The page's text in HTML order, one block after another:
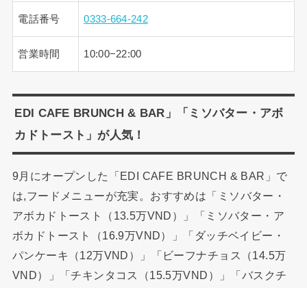
電話番号 0333-664-242
営業時間 10:00−22:00
EDI CAFE BRUNCH & BAR」「ミソバター・アボ
カドトースト」が人気！
9月にオープンした「EDI CAFE BRUNCH & BAR」で
は,フードメニューが充実。おすすめは「ミソバター・
アボカドトースト（13.5万VND）」「ミソバター・ア
ボカドトースト（16.9万VND）」「ダッチベイビー・
パンケーキ（12万VND）」「ビーフナチョス（14.5万
VND）」「チキンタコス（15.5万VND）」「バスクチ